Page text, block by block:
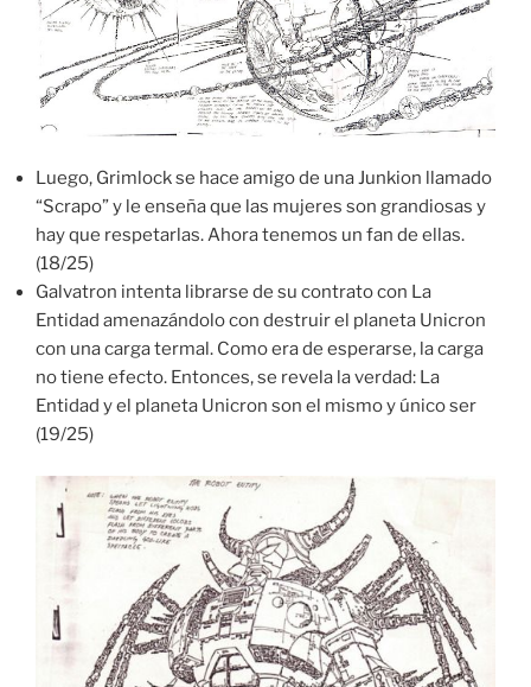
Luego, Grimlock se hace amigo de una Junkion llamado
“Scrapo” y le enseña que las mujeres son grandiosas y
hay que respetarlas. Ahora tenemos un fan de ellas.
(18/25)
Galvatron intenta librarse de su contrato con La
Entidad amenazándolo con destruir el planeta Unicron
con una carga termal. Como era de esperarse, la carga
no tiene efecto. Entonces, se revela la verdad: La
Entidad y el planeta Unicron son el mismo y único ser
(19/25)